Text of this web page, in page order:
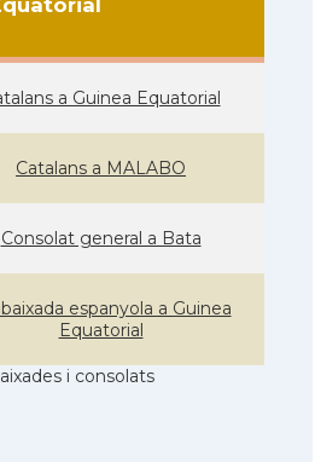
a Guinea Equatorial
Catalans a MALABO
Consolat general a Bata
espanyola a Guinea
Equatorial
i consolats